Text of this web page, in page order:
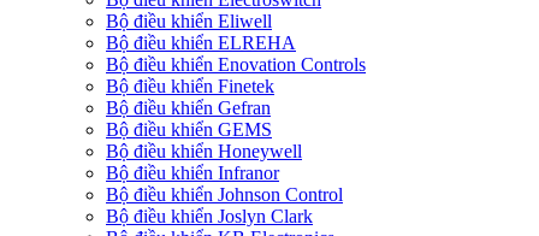
Bộ điều khiển Eliwell
Bộ điều khiển ELREHA
Bộ điều khiển Enovation Controls
Bộ điều khiển Finetek
Bộ điều khiển Gefran
Bộ điều khiển GEMS
Bộ điều khiển Honeywell
Bộ điều khiển Infranor
Bộ điều khiển Johnson Control
Bộ điều khiển Joslyn Clark